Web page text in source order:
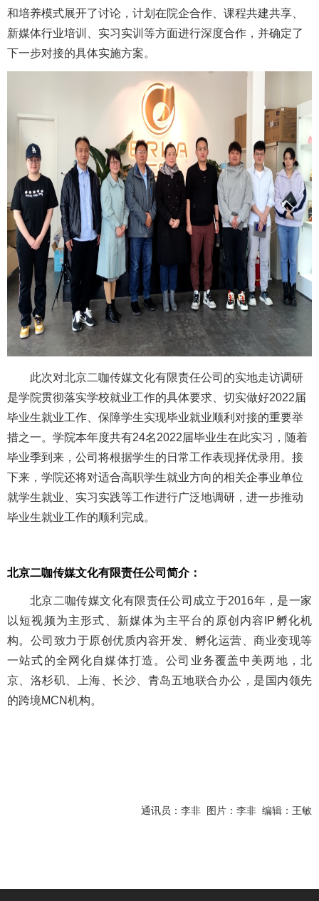
和培养模式展开了讨论，计划在院企合作、课程共建共享、
新媒体行业培训、实习实训等方面进行深度合作，并确定了
下一步对接的具体实施方案。
此次对北京二咖传媒文化有限责任公司的实地走访调研
是学院贯彻落实学校就业工作的具体要求、切实做好2022届
毕业生就业工作、保障学生实现毕业就业顺利对接的重要举
措之一。学院本年度共有24名2022届毕业生在此实习，随着
毕业季到来，公司将根据学生的日常工作表现择优录用。接
下来，学院还将对适合高职学生就业方向的相关企事业单位
就学生就业、实习实践等工作进行广泛地调研，进一步推动
毕业生就业工作的顺利完成。
北京二咖传媒文化有限责任公司简介：
北京二咖传媒文化有限责任公司成立于2016年，是一家
以短视频为主形式、新媒体为主平台的原创内容 IP 孵化机
构。公司致力于原创优质内容开发、孵化运营、商业变现等
一站式的全网化自媒体打造。公司业务覆盖中美两地，北
京、洛杉矶、上海、长沙、青岛五地联合办公，是国内领先
的跨境MCN机构。
通讯员：李非 图片：李非 编辑：王敏